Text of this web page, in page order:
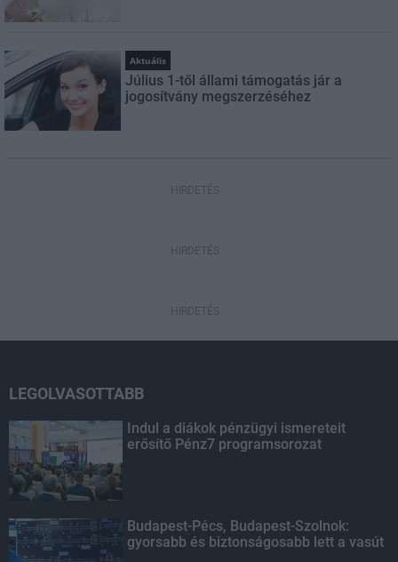
Aktuális
Július 1-től állami támogatás jár a
jogosítvány megszerzéséhez
HIRDETÉS
HIRDETÉS
HIRDETÉS
LEGOLVASOTTABB
Indul a diákok pénzügyi ismereteit
erősítő Pénz7 programsorozat
Budapest-Pécs, Budapest-Szolnok:
gyorsabb és biztonságosabb lett a vasút